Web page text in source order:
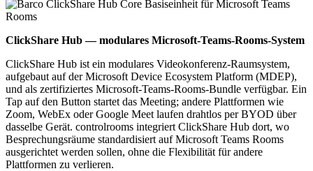
ClickShare Hub — modulares Microsoft-Teams-Rooms-System
ClickShare Hub ist ein modulares Videokonferenz-Raumsystem,
aufgebaut auf der Microsoft Device Ecosystem Platform (MDEP),
und als zertifiziertes Microsoft-Teams-Rooms-Bundle verfügbar. Ein
Tap auf den Button startet das Meeting; andere Plattformen wie
Zoom, WebEx oder Google Meet laufen drahtlos per BYOD über
dasselbe Gerät. controlrooms integriert ClickShare Hub dort, wo
Besprechungsräume standardisiert auf Microsoft Teams Rooms
ausgerichtet werden sollen, ohne die Flexibilität für andere
Plattformen zu verlieren.